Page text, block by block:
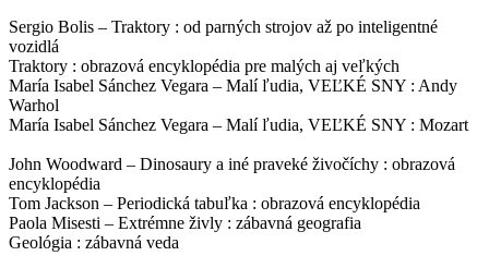
Sergio Bolis – Traktory : od parných strojov až po inteligentné
vozidlá
Traktory : obrazová encyklopédia pre malých aj veľkých
María Isabel Sánchez Vegara – Malí ľudia, VEĽKÉ SNY : Andy
Warhol
María Isabel Sánchez Vegara – Malí ľudia, VEĽKÉ SNY : Mozart
John Woodward – Dinosaury a iné praveké živočíchy : obrazová
encyklopédia
Tom Jackson – Periodická tabuľka : obrazová encyklopédia
Paola Misesti – Extrémne živly : zábavná geografia
Geológia : zábavná veda